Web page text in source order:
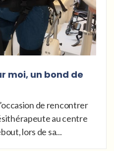
moi, un bond de
de rencontrer
au centre
lors de sa...